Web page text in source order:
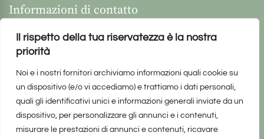
Il rispetto della tua riservatezza è la nostra
priorità
Noi e i nostri fornitori archiviamo informazioni quali cookie su
un dispositivo (e/o vi accediamo) e trattiamo i dati personali,
quali gli identificativi unici e informazioni generali inviate da un
dispositivo, per personalizzare gli annunci e i contenuti,
misurare le prestazioni di annunci e contenuti, ricavare
Informazioni di contatto